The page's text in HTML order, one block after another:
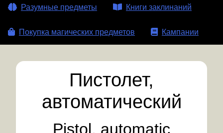
Разумные предметы Книги заклинаний
Покупка магических предметов Кампании
Пистолет,
автоматический
Pistol, automatic